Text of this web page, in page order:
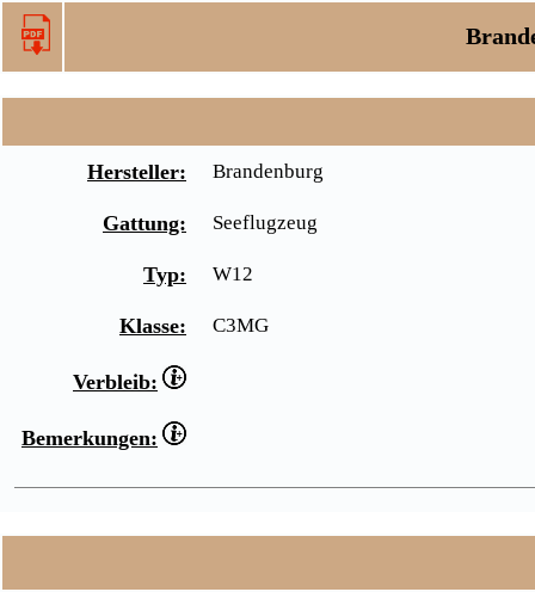
Hersteller: Brandenburg
Gattung: Seeflugzeug
Typ: W12
Klasse: C3MG
Verbleib:
Bemerkungen: